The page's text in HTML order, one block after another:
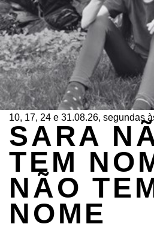
10, 17, 24 e 31.08.26, segundas
SARA
TEM
NÃO
NOME